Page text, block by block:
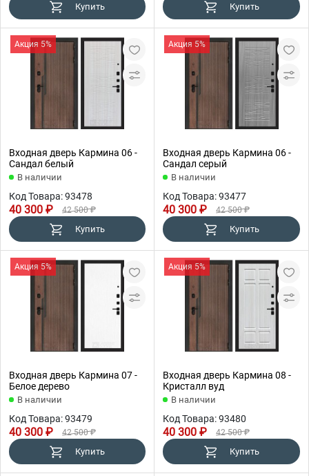
Купить Купить
Акция 5%
Входная дверь Кармина 06 -
Сандал белый
В наличии
Код Товара: 93478
40 300 ₽ 42 500 ₽
Купить
Акция 5%
Входная дверь Кармина 06 -
Сандал серый
В наличии
Код Товара: 93477
40 300 ₽ 42 500 ₽
Купить
Акция 5%
Входная дверь Кармина 07 -
Белое дерево
В наличии
Код Товара: 93479
40 300 ₽ 42 500 ₽
Купить
Акция 5%
Входная дверь Кармина 08 -
Кристалл вуд
В наличии
Код Товара: 93480
40 300 ₽ 42 500 ₽
Купить